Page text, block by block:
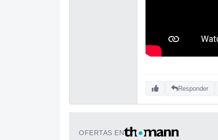
Responder
OFERTAS EN